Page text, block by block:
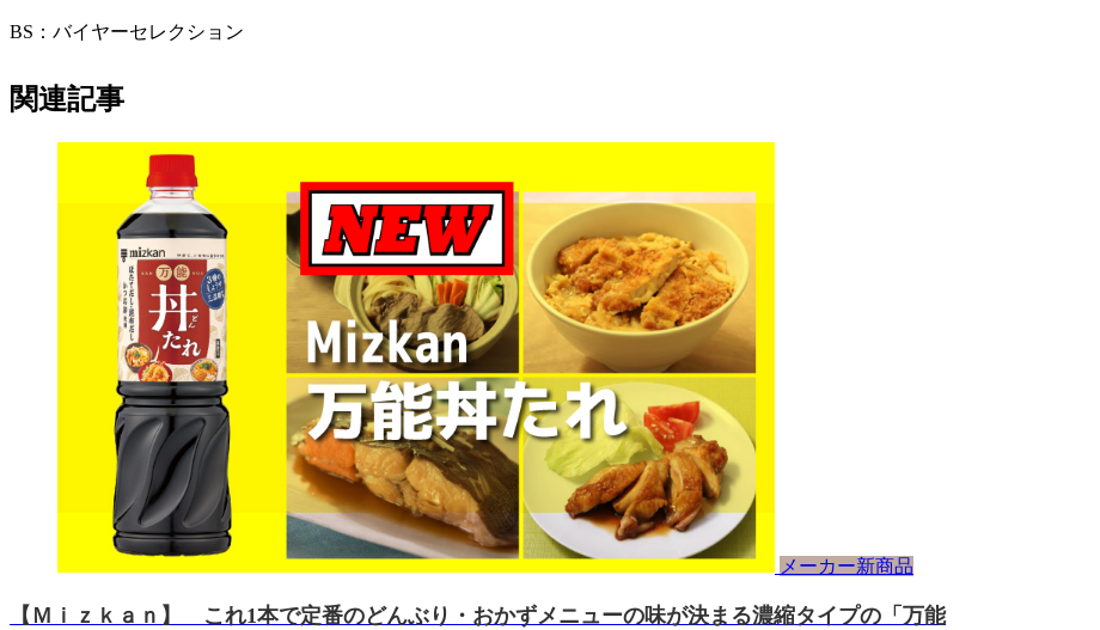
BS：バイヤーセレクション
関連記事
メーカー新商品
【Ｍｉｚｋａｎ】 これ1本で定番のどんぶり・おかずメニューの味が決まる濃縮タイプの「万能